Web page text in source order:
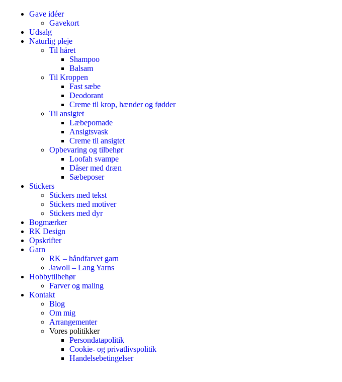
Gave idéer
Gavekort
Udsalg
Naturlig pleje
Til håret
Shampoo
Balsam
Til Kroppen
Fast sæbe
Deodorant
Creme til krop, hænder og fødder
Til ansigtet
Læbepomade
Ansigtsvask
Creme til ansigtet
Opbevaring og tilbehør
Loofah svampe
Dåser med dræn
Sæbeposer
Stickers
Stickers med tekst
Stickers med motiver
Stickers med dyr
Bogmærker
RK Design
Opskrifter
Garn
RK – håndfarvet garn
Jawoll – Lang Yarns
Hobbytilbehør
Farver og maling
Kontakt
Blog
Om mig
Arrangementer
Vores politikker
Persondatapolitik
Cookie- og privatlivspolitik
Handelsebetingelser